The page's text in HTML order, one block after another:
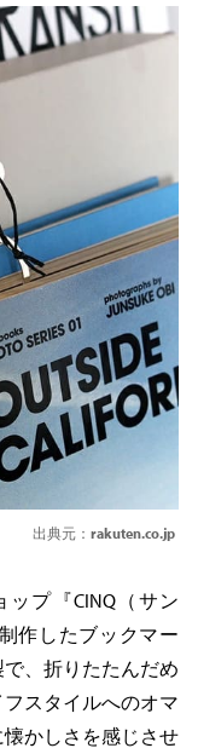
出典元： rakuten.co.jp
プ『CINQ（サン
作したブックマー
、折りたたんだめ
スタイルへのオマ
かしさを感じさせ